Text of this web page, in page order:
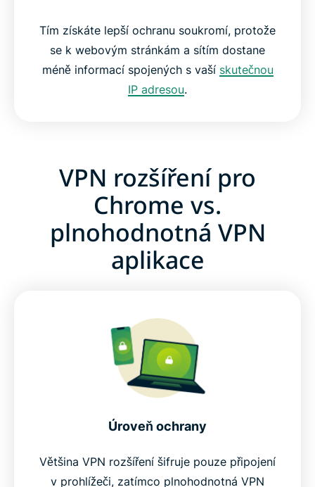
Tím získáte lepší ochranu soukromí, protože
se k webovým stránkám a sítím dostane
méně informací spojených s vaší skutečnou
IP adresou.
VPN rozšíření pro
Chrome vs.
plnohodnotná VPN
aplikace
Úroveň ochrany
Většina VPN rozšíření šifruje pouze připojení
v prohlížeči, zatímco plnohodnotná VPN